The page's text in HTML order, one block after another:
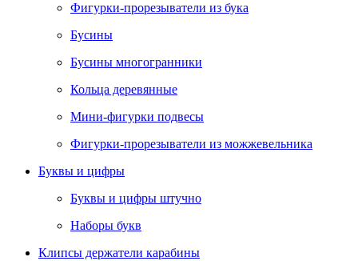
Фигурки-прорезыватели из бука
Бусины
Бусины многогранники
Кольца деревянные
Мини-фигурки подвесы
Фигурки-прорезыватели из можжевельника
Буквы и цифры
Буквы и цифры штучно
Наборы букв
Клипсы держатели карабины